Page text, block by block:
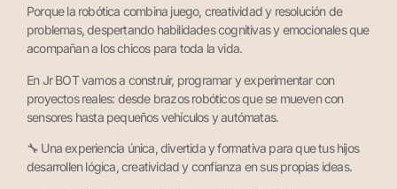
Porque la robótica combina juego, creatividad y resolución de
problemas, despertando habilidades cognitivas y emocionales que
acompañan a los chicos para toda la vida.
En Jr BOT vamos a construir, programar y experimentar con
proyectos reales: desde brazos robóticos que se mueven con
sensores hasta pequeños vehículos y autómatas.
🔧 Una experiencia única, divertida y formativa para que tus hijos
desarrollen lógica, creatividad y confianza en sus propias ideas.